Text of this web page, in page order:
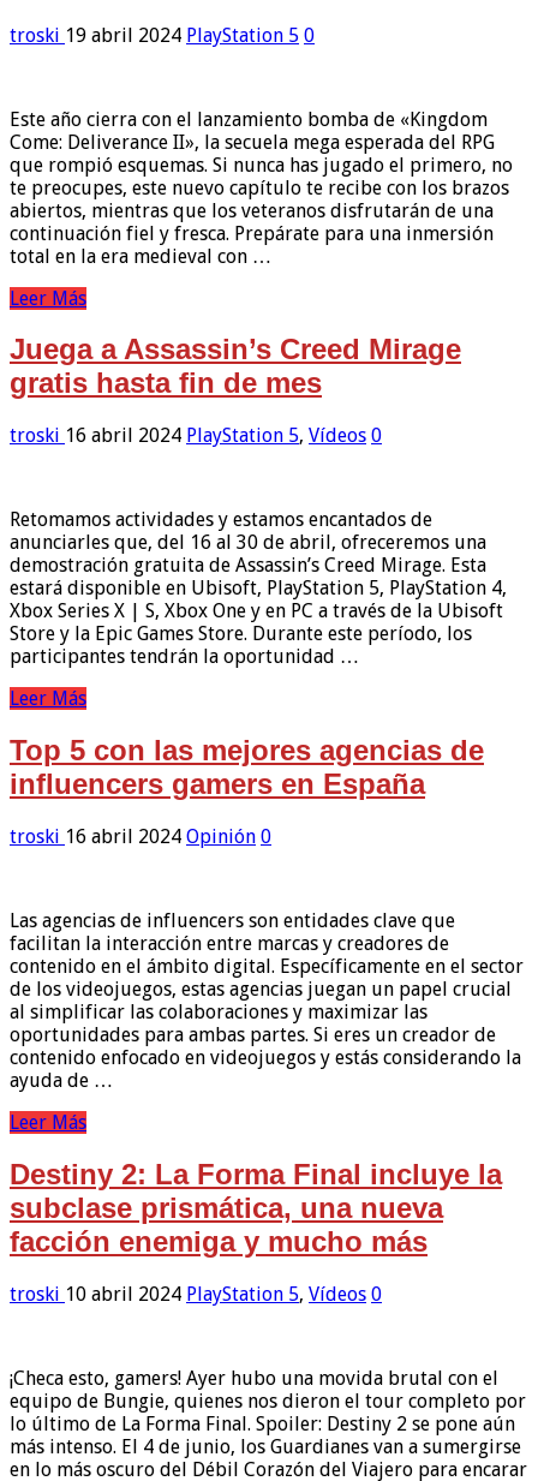
troski 19 abril 2024 PlayStation 5 0
Este año cierra con el lanzamiento bomba de «Kingdom
Come: Deliverance II», la secuela mega esperada del RPG
que rompió esquemas. Si nunca has jugado el primero, no
te preocupes, este nuevo capítulo te recibe con los brazos
abiertos, mientras que los veteranos disfrutarán de una
continuación fiel y fresca. Prepárate para una inmersión
total en la era medieval con …
Leer Más
Juega a Assassin’s Creed Mirage
gratis hasta fin de mes
troski 16 abril 2024 PlayStation 5, Vídeos 0
Retomamos actividades y estamos encantados de
anunciarles que, del 16 al 30 de abril, ofreceremos una
demostración gratuita de Assassin’s Creed Mirage. Esta
estará disponible en Ubisoft, PlayStation 5, PlayStation 4,
Xbox Series X | S, Xbox One y en PC a través de la Ubisoft
Store y la Epic Games Store. Durante este período, los
participantes tendrán la oportunidad …
Leer Más
Top 5 con las mejores agencias de
influencers gamers en España
troski 16 abril 2024 Opinión 0
Las agencias de influencers son entidades clave que
facilitan la interacción entre marcas y creadores de
contenido en el ámbito digital. Específicamente en el sector
de los videojuegos, estas agencias juegan un papel crucial
al simplificar las colaboraciones y maximizar las
oportunidades para ambas partes. Si eres un creador de
contenido enfocado en videojuegos y estás considerando la
ayuda de …
Leer Más
Destiny 2: La Forma Final incluye la
subclase prismática, una nueva
facción enemiga y mucho más
troski 10 abril 2024 PlayStation 5, Vídeos 0
¡Checa esto, gamers! Ayer hubo una movida brutal con el
equipo de Bungie, quienes nos dieron el tour completo por
lo último de La Forma Final. Spoiler: Destiny 2 se pone aún
más intenso. El 4 de junio, los Guardianes van a sumergirse
en lo más oscuro del Débil Corazón del Viajero para encarar